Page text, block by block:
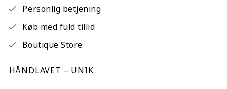
Personlig betjening
Køb med fuld tillid
Boutique Store
HÅNDLAVET – UNIK